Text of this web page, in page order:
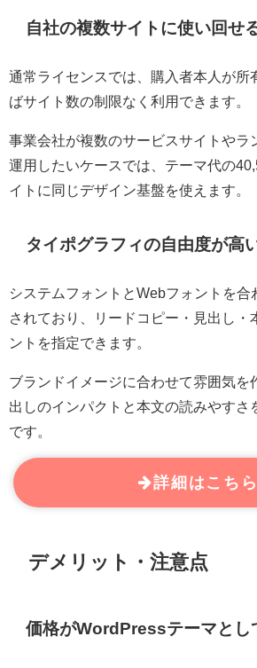
自社の複数サイトに使い回せ
通常ライセンスでは、購入者本人が所
ばサイト数の制限なく利用できます。
事業会社が複数のサービスサイトやラ
運用したいケースでは、テーマ代の
イトに同じデザイン基盤を使えます。
タイポグラフィの自由度が高
システムフォントとWebフォントを合
されており、リードコピー・見出し・
ントを指定できます。
ブランドイメージに合わせて雰囲気を
出しのインパクトと本文の読みやすさ
です。
詳細はこちら
デメリット・注意点
価格がWordPressテーマとし